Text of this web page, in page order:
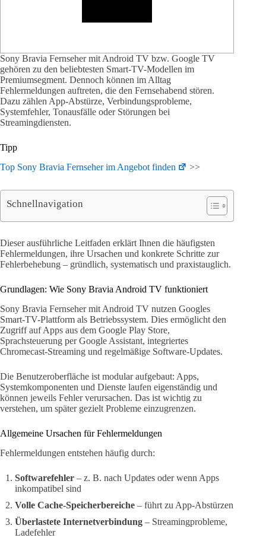
Sony Bravia Fernseher mit Android TV bzw. Google TV
gehören zu den beliebtesten Smart-TV-Modellen im
Premiumsegment. Dennoch können im Alltag
Fehlermeldungen auftreten, die den Fernsehabend stören.
Dazu zählen App-Abstürze, Verbindungsprobleme,
Systemfehler, Tonausfälle oder Störungen bei
Streamingdiensten.
Tipp
Top Sony Bravia Fernseher im Angebot finden
>>
Schnellnavigation
Dieser ausführliche Leitfaden erklärt Ihnen die häufigsten
Fehlermeldungen, ihre Ursachen und konkrete Schritte zur
Fehlerbehebung – gründlich, systematisch und praxistauglich.
Grundlagen: Wie Sony Bravia Android TV funktioniert
Sony Bravia Fernseher mit Android TV nutzen Googles
Smart-TV-Plattform als Betriebssystem. Dies ermöglicht den
Zugriff auf Apps aus dem Google Play Store,
Sprachsteuerung per Google Assistant, integriertes
Chromecast-Streaming und regelmäßige Software-Updates.
Die Benutzeroberfläche ist modular aufgebaut: Apps,
Systemkomponenten und Dienste laufen eigenständig und
können jeweils Fehler verursachen. Das ist wichtig zu
verstehen, um später gezielt Probleme einzugrenzen.
Allgemeine Ursachen für Fehlermeldungen
Fehlermeldungen entstehen häufig durch:
Softwarefehler – z. B. nach Updates oder wenn Apps
inkompatibel sind
Volle Cache-Speicherbereiche – führt zu App-Abstürzen
Überlastete Internetverbindung – Streamingprobleme,
Ladefehler